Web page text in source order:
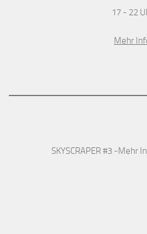
17 - 22
Mehr
SKYSCRAPER #3 -Mehr